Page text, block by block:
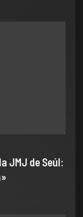
JMJ de Seúl: